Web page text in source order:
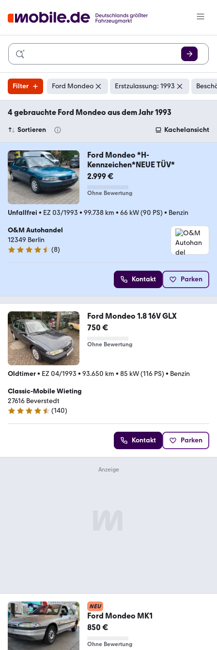
Filter Ford Mondeo Erstzulassung: 1993
4 gebrauchte Ford Mondeo aus dem Jahr 1993
Sortieren Kachelansicht
Ford Mondeo *H-
Kennzeichen*NEUE TÜV*
2.999 €
Ohne Bewertung
Unfallfrei • EZ 03/1993 • 99.738 km • 66 kW (90 PS) • Benzin
O&M Autohandel
12349 Berlin
4.7 Sterne
(8)
Kontakt Parken
Ford Mondeo 1.8 16V GLX
750 €
Ohne Bewertung
Oldtimer• EZ 04/1993 • 93.650 km • 85 kW (116 PS) • Benzin
Classic-Mobile Wieting
27616 Beverstedt
4.7 Sterne
(140)
Kontakt Parken
NEU
Ford Mondeo MK1
850 €
Ohne Bewertung